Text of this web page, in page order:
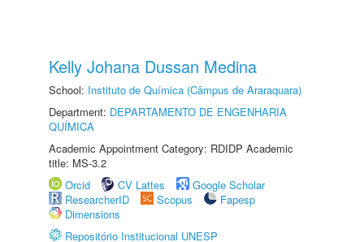
Kelly Johana Dussan Medina
School: Instituto de Química (Câmpus de Araraquara)
Department: DEPARTAMENTO DE ENGENHARIA
QUÍMICA
Academic Appointment Category: RDIDP Academic
title: MS-3.2
Orcid
CV Lattes
Google Scholar
ResearcherID
Scopus
Fapesp
Dimensions
Repositório Institucional UNESP